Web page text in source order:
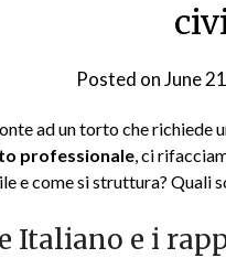
Posted onJune
ad un torto che richiede
professionale, ci
e come si struttura? Quali
Italiano e i